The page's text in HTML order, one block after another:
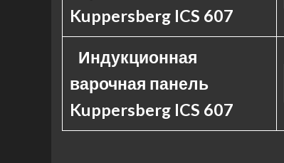
Kuppersberg ICS 607
Индукционная
варочная панель
Kuppersberg ICS 607